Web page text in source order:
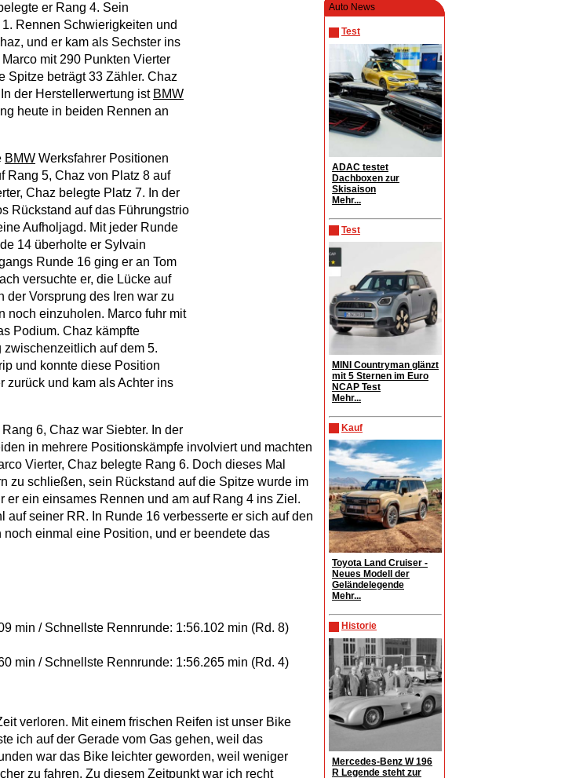
Auto News
Test
ADAC testet
Dachboxen zur
Skisaison
Mehr...
Test
MINI Countryman glänzt
mit 5 Sternen im Euro
NCAP Test
Mehr...
Kauf
Toyota Land Cruiser -
Neues Modell der
Geländelegende
Mehr...
Historie
Mercedes-Benz W 196
R Legende steht zur
er Rang 4. Sein
Rennen Schwierigkeiten und
und er kam als Sechster ins
mit 290 Punkten Vierter
Spitze beträgt 33 Zähler. Chaz
der Herstellerwertung ist BMW
heute in beiden Rennen an
BMW Werksfahrer Positionen
Rang 5, Chaz von Platz 8 auf
Chaz belegte Platz 7. In der
Rückstand auf das Führungstrio
Aufholjagd. Mit jeder Runde
14 überholte er Sylvain
Runde 16 ging er an Tom
versuchte er, die Lücke auf
Vorsprung des Iren war zu
noch einzuholen. Marco fuhr mit
Podium. Chaz kämpfte
auf dem 5.
und konnte diese Position
zurück und kam als Achter ins
6, Chaz war Siebter. In der
in mehrere Positionskämpfe involviert und machten
Vierter, Chaz belegte Rang 6. Doch dieses Mal
zu schließen, sein Rückstand auf die Spitze wurde im
er ein einsames Rennen und am auf Rang 4 ins Ziel.
seiner RR. In Runde 16 verbesserte er sich auf den
einmal eine Position, und er beendete das
min / Schnellste Rennrunde: 1:56.102 min (Rd. 8)
min / Schnellste Rennrunde: 1:56.265 min (Rd. 4)
verloren. Mit einem frischen Reifen ist unser Bike
ich auf der Gerade vom Gas gehen, weil das
war das Bike leichter geworden, weil weniger
zu fahren. Zu diesem Zeitpunkt war ich recht